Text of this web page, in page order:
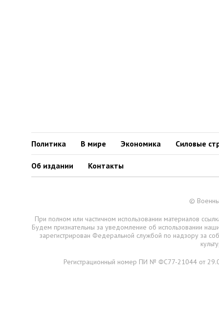
Политика В мире Экономика Силовые
Об издании Контакты
©
При полном или частичном использовании материалов
Будем признательны за уведомление об использовании
зарегистрирован Федеральной службой по надзору за
Регистрационный номер ПИ № ФС77-21044 от